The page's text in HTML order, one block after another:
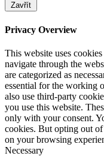
Zavřít
Privacy Overview
This website uses
navigate through the
are categorized as
essential for the working
also use third-party
you use this website.
only with your consent.
cookies. But opting out of
on your browsing
Necessary